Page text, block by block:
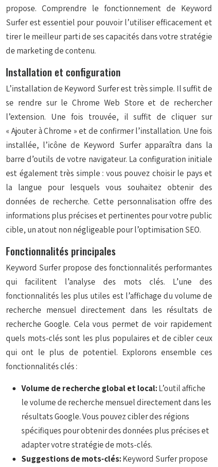
propose. Comprendre le fonctionnement de Keyword
Surfer est essentiel pour pouvoir l’utiliser efficacement et
tirer le meilleur parti de ses capacités dans votre stratégie
de marketing de contenu.
Installation et configuration
L’installation de Keyword Surfer est très simple. Il suffit de
se rendre sur le Chrome Web Store et de rechercher
l’extension. Une fois trouvée, il suffit de cliquer sur
« Ajouter à Chrome » et de confirmer l’installation. Une fois
installée, l’icône de Keyword Surfer apparaîtra dans la
barre d’outils de votre navigateur. La configuration initiale
est également très simple : vous pouvez choisir le pays et
la langue pour lesquels vous souhaitez obtenir des
données de recherche. Cette personnalisation offre des
informations plus précises et pertinentes pour votre public
cible, un atout non négligeable pour l’optimisation SEO.
Fonctionnalités principales
Keyword Surfer propose des fonctionnalités performantes
qui facilitent l’analyse des mots clés. L’une des
fonctionnalités les plus utiles est l’affichage du volume de
recherche mensuel directement dans les résultats de
recherche Google. Cela vous permet de voir rapidement
quels mots-clés sont les plus populaires et de cibler ceux
qui ont le plus de potentiel. Explorons ensemble ces
fonctionnalités clés :
Volume de recherche global et local:L’outil affiche
le volume de recherche mensuel directement dans les
résultats Google. Vous pouvez cibler des régions
spécifiques pour obtenir des données plus précises et
adapter votre stratégie de mots-clés.
Suggestions de mots-clés:Keyword Surfer propose